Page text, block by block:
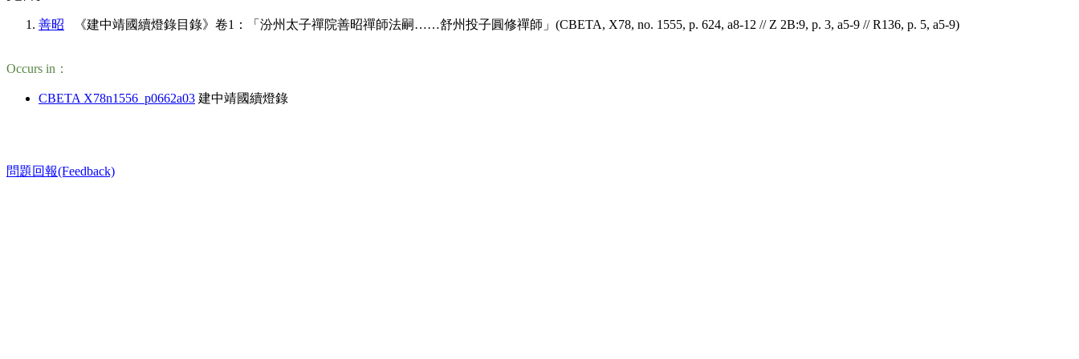
善昭 《建中靖國續燈錄目錄》卷1：「汾州太子禪院善昭禪師法嗣……舒州投子圓修禪師」(CBETA, X78, no. 1555, p. 624, a8-12 // Z 2B:9, p. 3, a5-9 // R136, p. 5, a5-9)
Occurs in：
CBETA X78n1556_p0662a03 建中靖國續燈錄
問題回報(Feedback)